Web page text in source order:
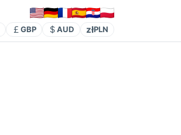
GBP AUD złPLN